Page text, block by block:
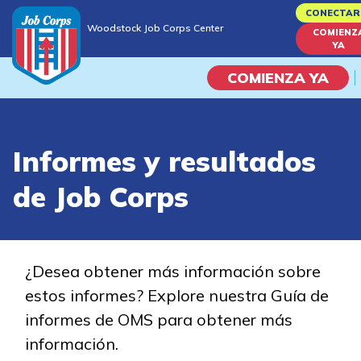
to
content
Woodstock Job Corps Center
YA
COMIENZA YA
Vida En El Campus
Habilidades académicas
Estudiar
Programas de
Informes y resultados
de Job Corps
¿Desea obtener más información sobre
estos informes? Explore nuestra Guía de
informes de OMS para obtener más
información.